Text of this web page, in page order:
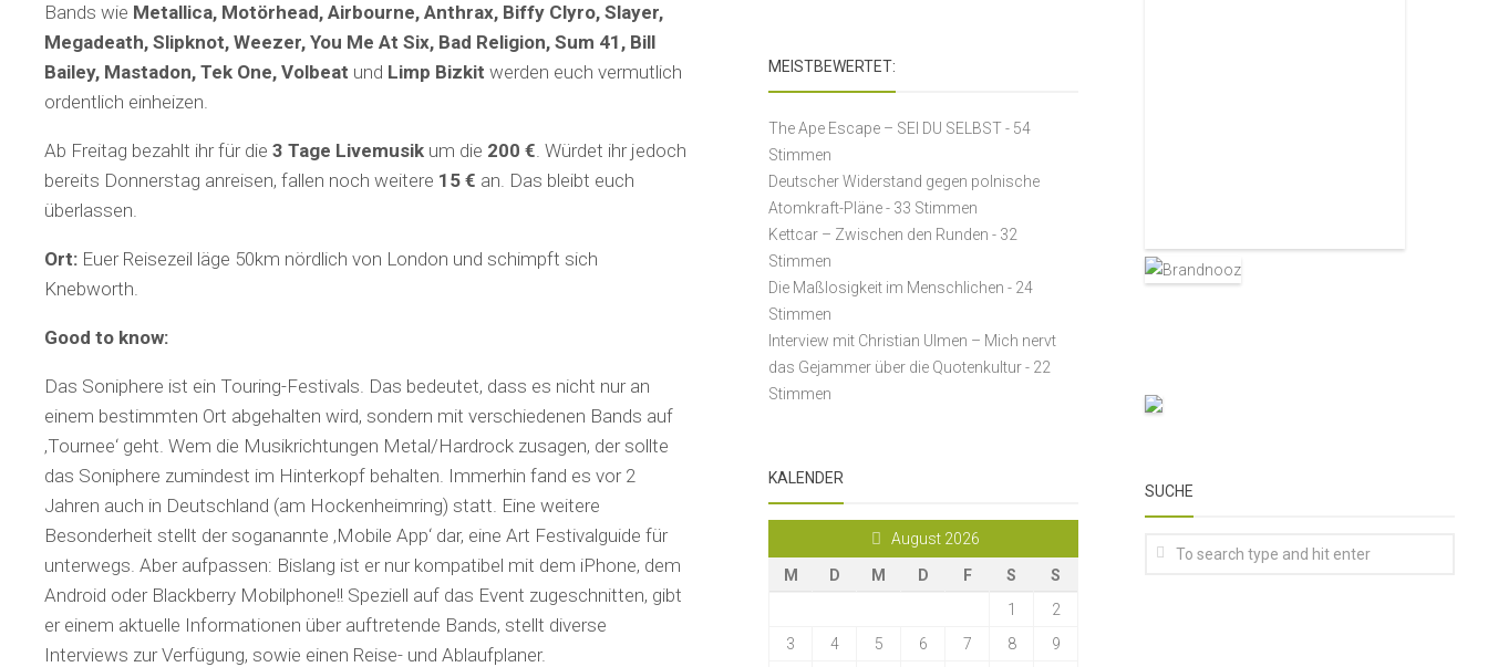
Bands wie Metallica, Motörhead, Airbourne, Anthrax, Biffy Clyro, Slayer,
Megadeath, Slipknot, Weezer, You Me At Six, Bad Religion, Sum 41, Bill
Bailey, Mastadon, Tek One, Volbeat und Limp Bizkit werden euch vermutlich
ordentlich einheizen.
Ab Freitag bezahlt ihr für die 3 Tage Livemusik um die 200 €. Würdet ihr jedoch
bereits Donnerstag anreisen, fallen noch weitere 15 € an. Das bleibt euch
überlassen.
Ort: Euer Reisezeil läge 50km nördlich von London und schimpft sich
Knebworth.
Good to know:
Das Soniphere ist ein Touring-Festivals. Das bedeutet, dass es nicht nur an
einem bestimmten Ort abgehalten wird, sondern mit verschiedenen Bands auf
‚Tournee‘ geht. Wem die Musikrichtungen Metal/Hardrock zusagen, der sollte
das Soniphere zumindest im Hinterkopf behalten. Immerhin fand es vor 2
Jahren auch in Deutschland (am Hockenheimring) statt. Eine weitere
Besonderheit stellt der soganannte ‚Mobile App‘ dar, eine Art Festivalguide für
unterwegs. Aber aufpassen: Bislang ist er nur kompatibel mit dem iPhone, dem
Android oder Blackberry Mobilphone!! Speziell auf das Event zugeschnitten, gibt
er einem aktuelle Informationen über auftretende Bands, stellt diverse
Interviews zur Verfügung, sowie einen Reise- und Ablaufplaner.
SUCHE
MEISTBEWERTET:
The Ape Escape – SEI DU SELBST- 54
Stimmen
Deutscher Widerstand gegen polnische
Atomkraft-Pläne- 33 Stimmen
Kettcar – Zwischen den Runden - 32
Stimmen
Die Maßlosigkeit im Menschlichen - 24
Stimmen
Interview mit Christian Ulmen – Mich nervt
das Gejammer über die Quotenkultur- 22
Stimmen
KALENDER
August 2026
M D M D F S
S
1
2
3
4 5 6 7 8
9